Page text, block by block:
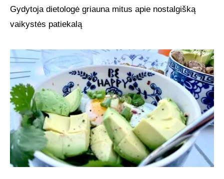
Gydytoja dietologė griauna mitus apie nostalgišką
vaikystės patiekalą